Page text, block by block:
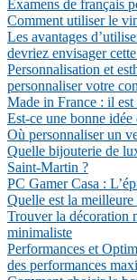
Examens de français
Comment utiliser le
Les avantages
devriez envisager
Personnalisation et
personnaliser votre
Made in France : il est
Est-ce une bonne
Où personnaliser un
Quelle bijouterie de
Saint-Martin ?
PC Gamer Casa :
Quelle est la
Trouver la décoration
minimaliste
Performances et
des performances